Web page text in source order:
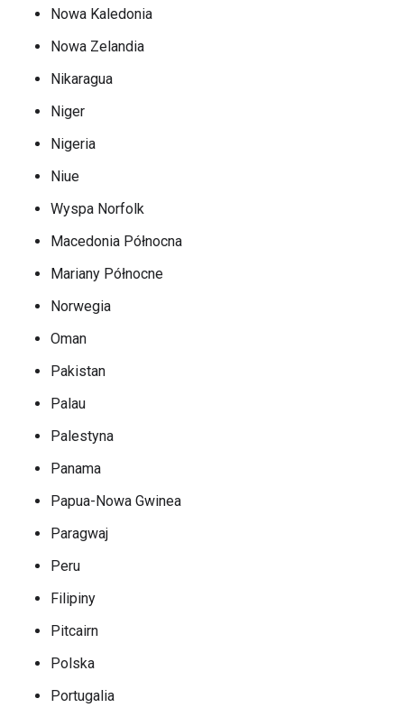
Nowa Kaledonia
Nowa Zelandia
Nikaragua
Niger
Nigeria
Niue
Wyspa Norfolk
Macedonia Północna
Mariany Północne
Norwegia
Oman
Pakistan
Palau
Palestyna
Panama
Papua-Nowa Gwinea
Paragwaj
Peru
Filipiny
Pitcairn
Polska
Portugalia